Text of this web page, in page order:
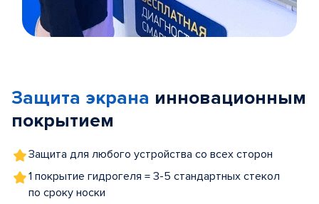
5
Защита экрана инновационным
покрытием
Защита для любого устройства со всех сторон
1 покрытие гидрогеля = 3-5 стандартных стекол
по сроку носки